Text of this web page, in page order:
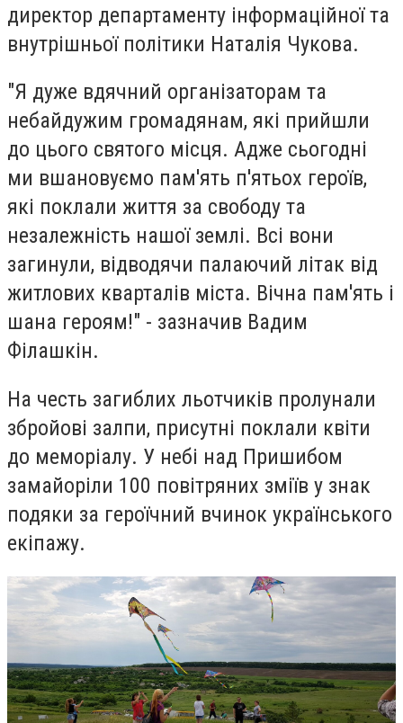
директор департаменту інформаційної та
внутрішньої політики Наталія Чукова.
"Я дуже вдячний організаторам та
небайдужим громадянам, які прийшли
до цього святого місця. Адже сьогодні
ми вшановуємо пам'ять п'ятьох героїв,
які поклали життя за свободу та
незалежність нашої землі. Всі вони
загинули, відводячи палаючий літак від
житлових кварталів міста. Вічна пам'ять і
шана героям!" - зазначив Вадим
Філашкін.
На честь загиблих льотчиків пролунали
збройові залпи, присутні поклали квіти
до меморіалу. У небі над Пришибом
замайоріли 100 повітряних зміїв у знак
подяки за героїчний вчинок українського
екіпажу.